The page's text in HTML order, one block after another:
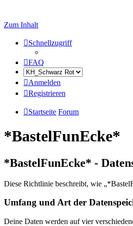
Zum Inhalt
Schnellzugriff
FAQ
Anmelden
Registrieren
Startseite Forum
*BastelFunEcke*
*BastelFunEcke* -
Diese Richtlinie beschreibt, wie
Umfang und Art der
Deine Daten werden auf vier